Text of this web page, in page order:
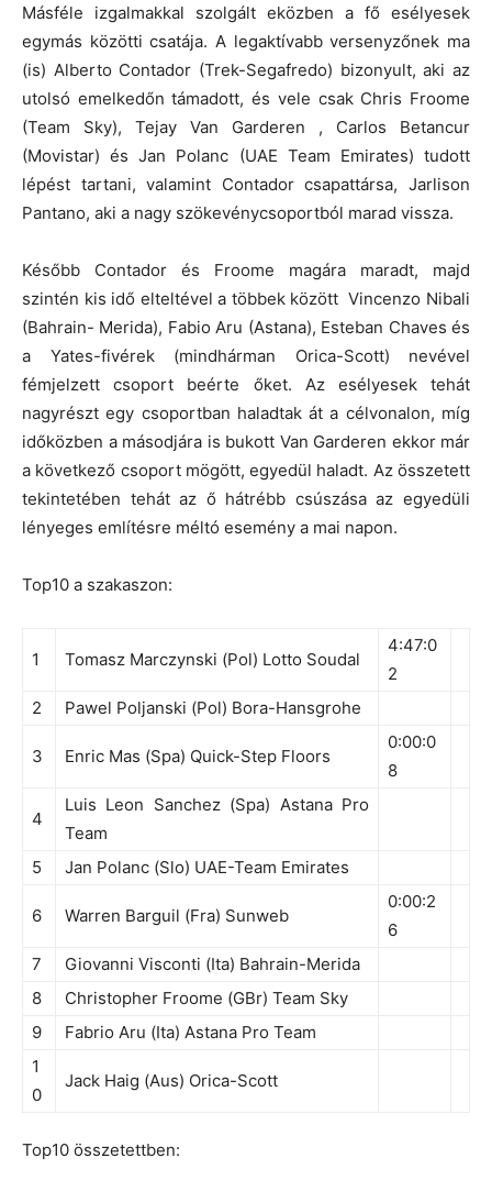
Másféle izgalmakkal szolgált eközben a fő esélyesek
egymás közötti csatája. A legaktívabb versenyzőnek ma
(is) Alberto Contador (Trek-Segafredo) bizonyult, aki az
utolsó emelkedőn támadott, és vele csak Chris Froome
(Team Sky), Tejay Van Garderen , Carlos Betancur
(Movistar) és Jan Polanc (UAE Team Emirates) tudott
lépést tartani, valamint Contador csapattársa, Jarlison
Pantano, aki a nagy szökevénycsoportból marad vissza.
Később Contador és Froome magára maradt, majd
szintén kis idő elteltével a többek között Vincenzo Nibali
(Bahrain- Merida), Fabio Aru (Astana), Esteban Chaves és
a Yates-fivérek (mindhárman Orica-Scott) nevével
fémjelzett csoport beérte őket. Az esélyesek tehát
nagyrészt egy csoportban haladtak át a célvonalon, míg
időközben a másodjára is bukott Van Garderen ekkor már
a következő csoport mögött, egyedül haladt. Az összetett
tekintetében tehát az ő hátrébb csúszása az egyedüli
lényeges említésre méltó esemény a mai napon.
Top10 a szakaszon:
1 Tomasz Marczynski (Pol) Lotto Soudal
4:47:0
2
2
Pawel Poljanski (Pol) Bora-Hansgrohe
3 Enric Mas (Spa) Quick-Step Floors
0:00:0
8
4
Luis Leon Sanchez (Spa) Astana Pro
Team
5
Jan Polanc (Slo) UAE-Team Emirates
6 Warren Barguil (Fra) Sunweb
0:00:2
6
7
Giovanni Visconti (Ita) Bahrain-Merida
8
Christopher Froome (GBr) Team Sky
9
Fabrio Aru (Ita) Astana Pro Team
1
0
Jack Haig (Aus) Orica-Scott
Top10 összetettben: